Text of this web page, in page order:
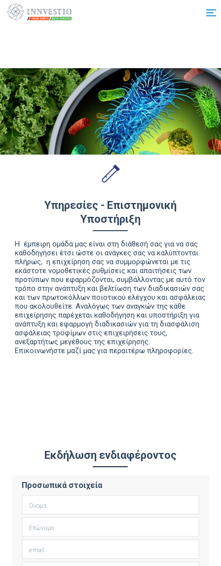
Additionally, paste this code immediately after the opening tag:
Υπηρεσίες - Επιστημονική
Υποστήριξη
Η έμπειρη ομάδα μας είναι στη διάθεσή σας για να σας
καθοδηγήσει έτσι ώστε οι ανάγκες σας να καλύπτονται
πλήρως, η επιχείρηση σας να συμμορφώνεται με τις
εκάστοτε νομοθετικές ρυθμίσεις και απαιτήσεις των
προτύπων που εφαρμόζονται, συμβάλλοντας με αυτό τον
τρόπο στην ανάπτυξη και βελτίωση των διαδικασιών σας
και των πρωτοκόλλων ποιοτικού ελέγχου και ασφάλειας
που ακολουθείτε. Αναλόγως των αναγκών της κάθε
επιχείρησης παρέχεται καθοδήγηση και υποστήριξη για
ανάπτυξη και εφαρμογή διαδικασιών για τη διασφάλιση
ασφάλειας τροφίμων στις επιχειρήσεις τους,
ανεξαρτήτως μεγέθους της επιχείρησης.
Επικοινωνήστε μαζί μας για περαιτέρω πληροφορίες.
Εκδήλωση ενδιαφέροντος
Προσωπικά στοιχεία